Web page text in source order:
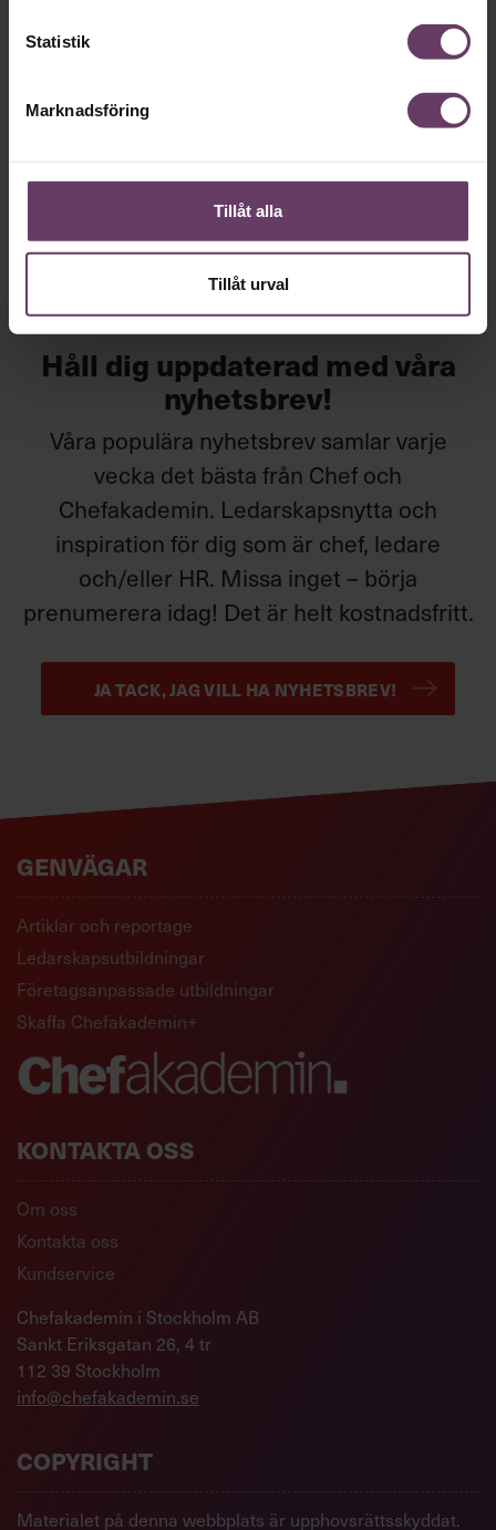
Statistik
Marknadsföring
Tillåt alla
Tillåt urval
Arbetsmiljö
200 timmar osynligt arbete på jobbet –
Synen på vem som gör det osynliga, icke-meriterande,
män.
Håll dig uppdaterad med våra
nyhetsbrev!
Våra populära nyhetsbrev samlar varje
vecka det bästa från Chef och
Chefakademin. Ledarskapsnytta och
inspiration för dig som är chef, ledare
och/eller HR. Missa inget – börja
prenumerera idag! Det är helt kostnadsfritt.
JA TACK, JAG VILL HA NYHETSBREV!
GENVÄGAR
Artiklar och reportage
Ledarskapsutbildningar
Företagsanpassade utbildningar
Skaffa Chefakademin+
KONTAKTA OSS
Om oss
Kontakta oss
Kundservice
Chefakademin i Stockholm AB
Sankt Eriksgatan 26, 4 tr
112 39 Stockholm
info@chefakademin.se
COPYRIGHT
Materialet på denna webbplats är upphovsrättsskyddat.